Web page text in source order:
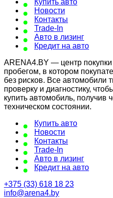
Купить авто
Новости
Контакты
Trade-In
Авто в лизинг
Кредит на авто
ARENA4.BY — центр
пробегом, в котором
без рисков. Все автомобили
проверку и диагностику,
купить автомобиль,
техническом состоянии.
Купить авто
Новости
Контакты
Trade-In
Авто в лизинг
Кредит на авто
+375 (33) 618 18 23
info@arena4.by